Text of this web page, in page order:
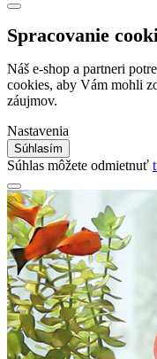
Spracovanie
Náš e-shop a partneri
cookies, aby Vám mohli
záujmov.
Nastavenia
Súhlasím
Súhlas môžete odmietnuť